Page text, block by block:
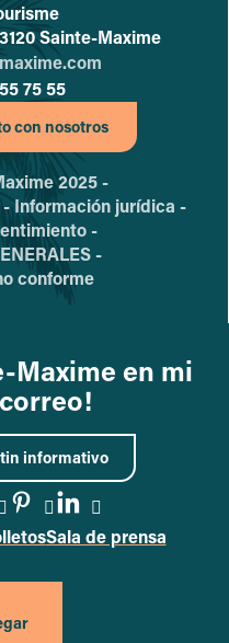
de tourisme de Sainte-
Sainte-Maxime
75 55
con nosotros
2025 -
- Información jurídica -
-
-
conforme
Maxime en mi
informativo
página de
a la página de
a la página
Acceder a la
Acceder a la
Sala de prensa